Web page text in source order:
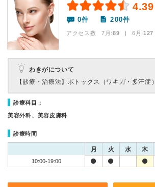
4.39
0件 200件
アクセス数 7月:89 | 6月:127
わきがについて
【診療・治療法】 ボトックス（ワキガ・多汗症）
診療科目：
美容外科、美容皮膚科
診療時間
月 火 水 木
10:00-19:00